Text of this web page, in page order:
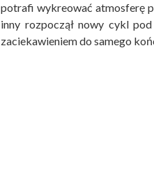
potrafi wykreować atmosferę
inny rozpoczął nowy cykl
zaciekawieniem do samego